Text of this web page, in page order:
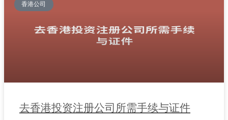
香港公司
去香港投资注册公司所需手续与证件